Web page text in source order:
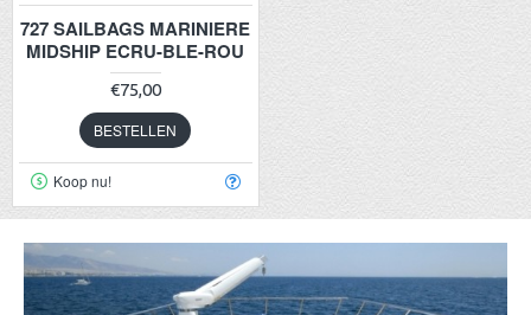
727 SAILBAGS MARINIERE
MIDSHIP ECRU-BLE-ROU
€75,00
BESTELLEN
Koop nu!